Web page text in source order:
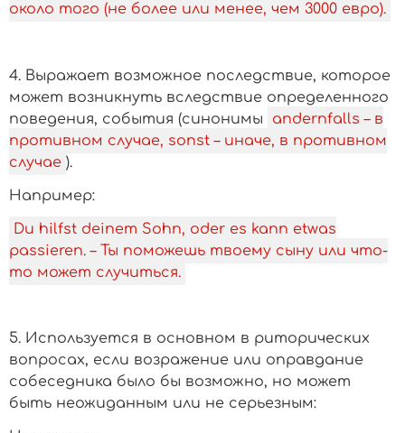
около того (не более или менее, чем 3000 евро).
4. Выражает возможное последствие, которое
может возникнуть вследствие определенного
поведения, события (синонимы
andernfalls – в
противном случае, sonst – иначе, в противном
случае ).
­Например:
Du hilfst deinem Sohn, oder es kann etwas
passieren. – Ты поможешь твоему сыну или что-
то может случиться.
5. Используется в основном в риторических
вопросах, если возражение или оправдание
собеседника было бы возможно, но может
быть неожиданным или не серьезным: